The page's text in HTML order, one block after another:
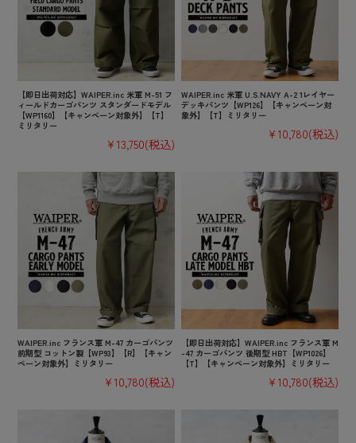
【即日出荷対応】WAIPER.inc 米軍 M-51 フ
ィールドカーゴパンツ スタンダードモデル
【WP1160】【キャンペーン対象外】【T】
ミリタリー
¥13,750(税込)
WAIPER.inc 米軍 U.S.NAVY A-2 1レイヤー
デッキパンツ【WP126】【キャンペーン対
象外】【T】ミリタリー
¥10,780(税込)
WAIPER.inc フランス軍 M-47 カーゴパンツ
前期型 コットン製【WP93】【R】【キャン
ペーン対象外】ミリタリー
¥10,780(税込)
【即日出荷対応】WAIPER.inc フランス軍 M
-47 カーゴパンツ 後期型 HBT【WP1026】
【T】【キャンペーン対象外】ミリタリー
¥10,780(税込)